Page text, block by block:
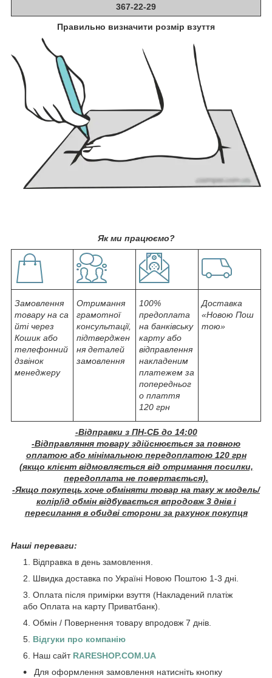
367-22-29
Правильно визначити розмір взуття
Як ми працюємо?
Замовлення
товару на са
йті через
Кошик або
телефонний
дзвінок
менеджеру
Отримання
грамотної
консультації,
підтверджен
ня деталей
замовлення
100%
предоплата
на банківську
карту або
відправлення
накладеним
платежем за
попередньог
о плаття
120 грн
Доставка
«Новою Пош
тою»
-Відправки з ПН-СБ до 14:00
-Відправляння товару здійснюється за повною
оплатою або мінімальною передоплатою 120 грн
(якщо клієнт відмовляється від отримання посилки,
передоплата не повертається).
-Якщо покупець хоче обміняти товар на таку ж модель/
колір/ід обмін відбувається впродовж 3 днів і
пересилання в обидві сторони за рахунок покупця
Наші переваги:
Відправка в день замовлення.
Швидка доставка по Україні Новою Поштою 1-3 дні.
Оплата після примірки взуття (Накладений платіж
або Оплата на карту Приватбанк).
Обмін / Повернення товару впродовж 7 днів.
Відгуки про компанію
Наш сайт RARESHOP.COM.UA
Для оформлення замовлення натисніть кнопку